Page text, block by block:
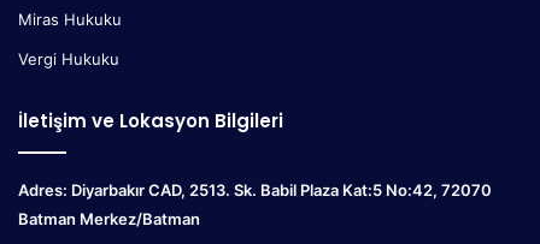
Miras Hukuku
Vergi Hukuku
İletişim ve Lokasyon Bilgileri
Adres: Diyarbakır CAD, 2513. Sk. Babil Plaza Kat:5 No:42, 72070
Batman Merkez/Batman